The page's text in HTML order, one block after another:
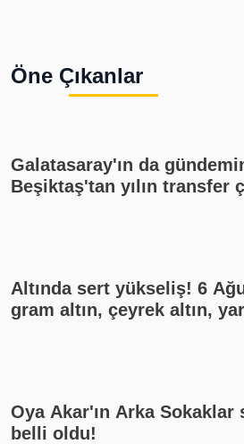
Öne Çıkanlar
Galatasaray'ın da
Beşiktaş'tan yılın transfer
Altında sert yükseliş! 6 Ağustos Perşembe
gram altın, çeyrek altın,
Oya Akar'ın Arka Sokaklar
belli oldu!